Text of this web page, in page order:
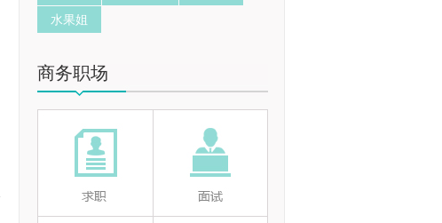
水果姐
商务职场